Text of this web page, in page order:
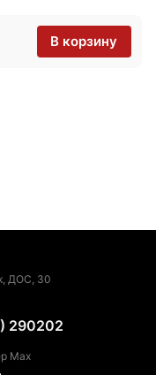
В корзину
ДОС, 30
290202
Max